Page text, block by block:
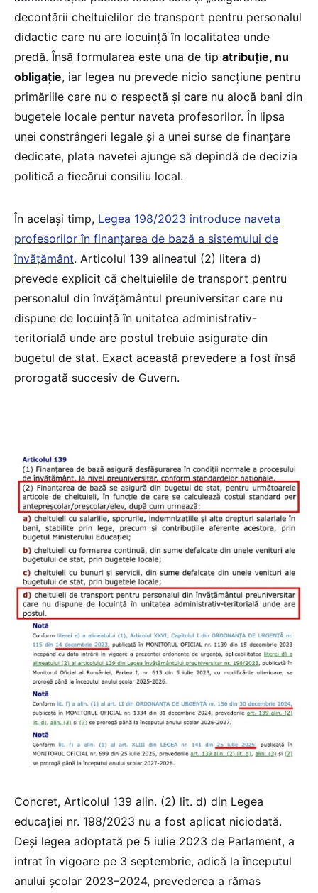
decontării cheltuielilor de transport pentru personalul
didactic care nu are locuință în localitatea unde
predă. Însă formularea este una de tip atribuție, nu
obligație, iar legea nu prevede nicio sancțiune pentru
primăriile care nu o respectă și care nu alocă bani din
bugetele locale pentur naveta profesorilor. În lipsa
unei constrângeri legale și a unei surse de finanțare
dedicate, plata navetei ajunge să depindă de decizia
politică a fiecărui consiliu local.
În același timp, Legea 198/2023 introduce naveta
profesorilor în finanțarea de bază a sistemului de
învățământ. Articolul 139 alineatul (2) litera d)
prevede explicit că cheltuielile de transport pentru
personalul din învățământul preuniversitar care nu
dispune de locuință în unitatea administrativ-
teritorială unde are postul trebuie asigurate din
bugetul de stat. Exact această prevedere a fost însă
prorogată succesiv de Guvern.
Concret, Articolul 139 alin. (2) lit. d) din Legea
educației nr. 198/2023 nu a fost aplicat niciodată.
Deși legea adoptată pe 5 iulie 2023 de Parlament, a
intrat în vigoare pe 3 septembrie, adică la începutul
anului școlar 2023–2024, prevederea a rămas